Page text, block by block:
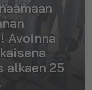
Avoinna
alkaen 25